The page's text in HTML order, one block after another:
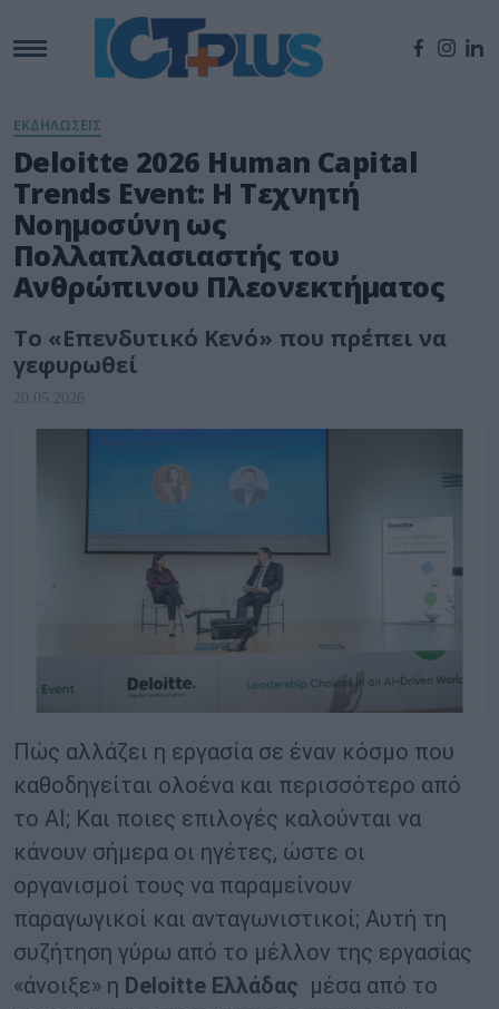
ΕΚΔΗΛΩΣΕΙΣ
Deloitte 2026 Human Capital
Trends Event: Η Τεχνητή
Νοημοσύνη ως
Πολλαπλασιαστής του
Ανθρώπινου Πλεονεκτήματος
Το «Επενδυτικό Κενό» που πρέπει να
γεφυρωθεί
20.05.2026
Πώς αλλάζει η εργασία σε έναν κόσμο που
καθοδηγείται ολοένα και περισσότερο από
το AI; Και ποιες επιλογές καλούνται να
κάνουν σήμερα οι ηγέτες, ώστε οι
οργανισμοί τους να παραμείνουν
παραγωγικοί και ανταγωνιστικοί; Αυτή τη
συζήτηση γύρω από το μέλλον της εργασίας
«άνοιξε» η Deloitte Ελλάδας μέσα από το